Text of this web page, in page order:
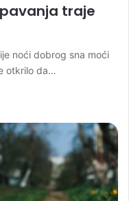
traje
noći dobrog sna moći
otkrilo da…